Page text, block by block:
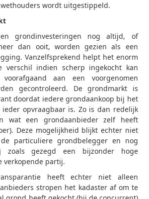
wordt uitgestippeld.
grondinvesteringen nog altijd, of
dan ooit, worden gezien als een
Vanzelfsprekend helpt het enorm
verschil indien scherp ingekocht kan
aan een voorgenomen
gecontroleerd. De grondmarkt is
doordat iedere grondaankoop bij het
ieder opvraagbaar is. Zo is dan redelijk
wat een grondaanbieder zelf heeft
Deze mogelijkheid blijkt echter niet
particuliere grondbelegger en nog
gezegd een bijzonder hoge
verkopende partij.
heeft echter niet alleen
stropen het kadaster af om te